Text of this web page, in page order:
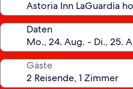
Daten
Gäste